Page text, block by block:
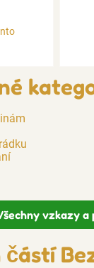
vzkazy a
částí